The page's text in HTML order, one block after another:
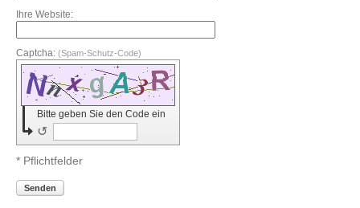
Ihre Website:
Captcha: (Spam-Schutz-Code)
Bitte geben Sie den Code ein
↺
* Pflichtfelder
Senden